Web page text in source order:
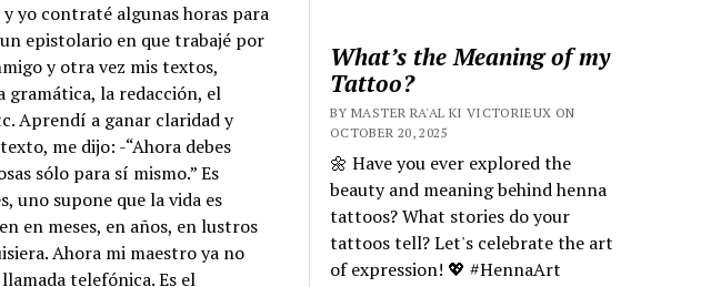
yo contraté algunas horas para
epistolario en que trabajé por
y otra vez mis textos,
la redacción, el
Aprendí a ganar claridad y
me dijo: -“Ahora debes
sólo para sí mismo.” Es
uno supone que la vida es
en meses, en años, en lustros
Ahora mi maestro ya no
telefónica. Es el
What’s the Meaning of my
Tattoo?
BY MASTER RA'AL KI VICTORIEUX ON
OCTOBER 20, 2025
🌼 Have you ever explored the
beauty and meaning behind henna
tattoos? What stories do your
tattoos tell? Let's celebrate the art
of expression! 💖 #HennaArt